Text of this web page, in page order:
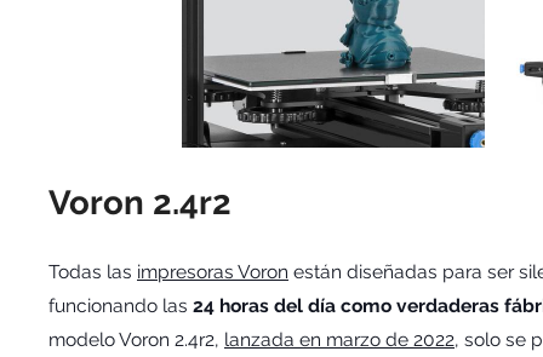
Voron 2.4r2
Todas las impresoras Voron están diseñadas para ser
funcionando las 24 horas del día como verdaderas
modelo Voron 2.4r2, lanzada en marzo de 2022, solo se